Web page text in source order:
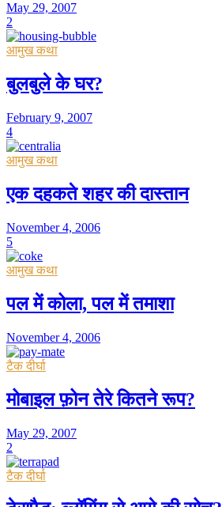
May 29, 2007
2
आमुख कथा
बुलबुले के घर?
February 9, 2007
4
आमुख कथा
एक दहकते शहर की दास्तान
November 4, 2006
5
आमुख कथा
पल में कोला, पल में तमाशा
November 4, 2006
टैक दीर्घा
मोबाइल फ़ोन तेरे कितने रूप?
May 29, 2007
2
टैक दीर्घा